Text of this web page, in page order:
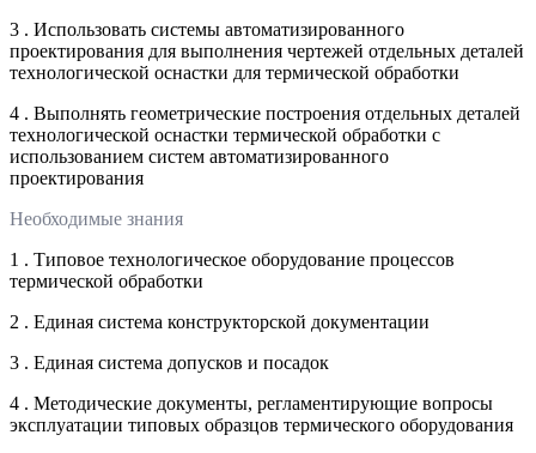
3 . Использовать системы автоматизированного
проектирования для выполнения чертежей отдельных деталей
технологической оснастки для термической обработки
4 . Выполнять геометрические построения отдельных деталей
технологической оснастки термической обработки с
использованием систем автоматизированного
проектирования
Необходимые знания
1 . Типовое технологическое оборудование процессов
термической обработки
2 . Единая система конструкторской документации
3 . Единая система допусков и посадок
4 . Методические документы, регламентирующие вопросы
эксплуатации типовых образцов термического оборудования